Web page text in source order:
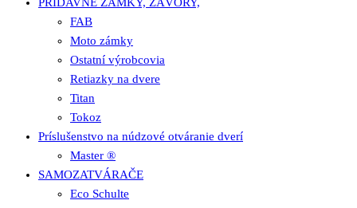
FAB
Moto zámky
Ostatní výrobcovia
Retiazky na dvere
Titan
Tokoz
Príslušenstvo na núdzové otváranie dverí
Master ®
SAMOZATVÁRAČE
Eco Schulte